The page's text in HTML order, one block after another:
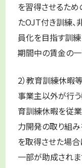
を習得させるた
たOJT付き訓練
員化を目指す訓
期間中の賃金の一
2）教育訓練休暇
事業主以外が行
育訓練休暇を従
力開発の取り組
を取得させた場
一部が助成されま